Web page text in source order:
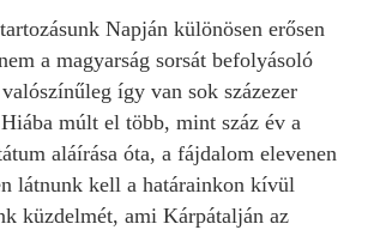
Napján különösen erősen
a magyarság sorsát befolyásoló
így van sok százezer
múlt el több, mint száz év a
aláírása óta, a fájdalom elevenen
látnunk kell a határainkon kívül
küzdelmét, ami Kárpátalján az